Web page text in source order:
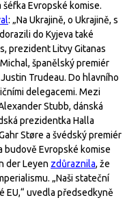
Evropské komise.
: „Na Ukrajině, o Ukrajině, s
do Kyjeva také
prezident Litvy Gitanas
španělský premiér
Trudeau. Do hlavního
delegacemi. Mezi
Stubb, dánská
prezidentka Halla
Støre a švédský premiér
budově Evropské komise
der Leyen zdůraznila, že
„Naši stateční
EU,“ uvedla předsedkyně